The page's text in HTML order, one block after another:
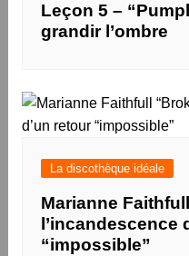
Leçon 5 –
grandir l’ombre
La discothèque idéale
Marianne
l’incandescence
“impossible”